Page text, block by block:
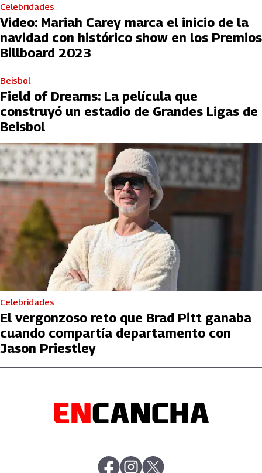
Celebridades
Video: Mariah Carey marca el inicio de la
navidad con histórico show en los Premios
Billboard 2023
Beisbol
Field of Dreams: La película que
construyó un estadio de Grandes Ligas de
Beisbol
Celebridades
El vergonzoso reto que Brad Pitt ganaba
cuando compartía departamento con
Jason Priestley
abre en nueva pestaña
abre en nueva pestaña